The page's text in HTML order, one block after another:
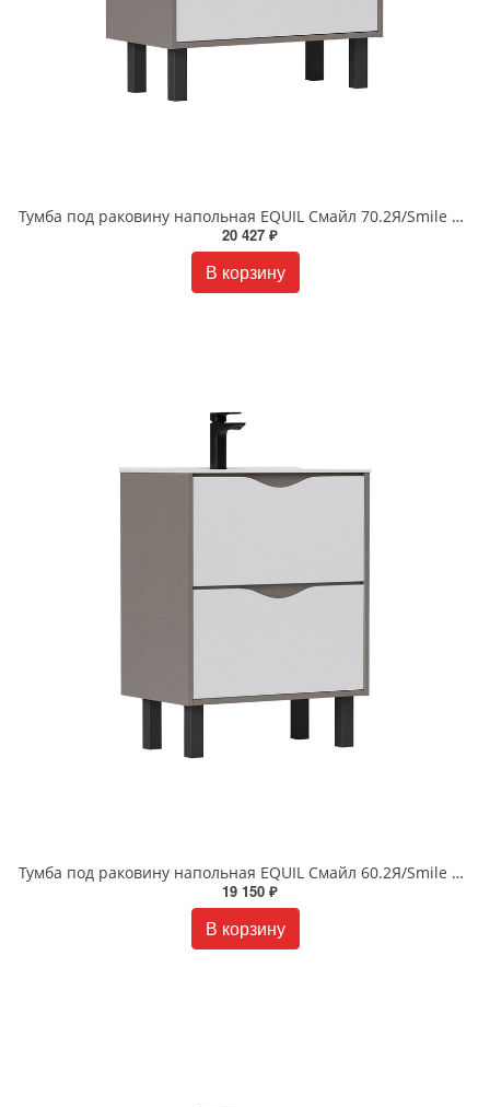
Тумба под раковину напольная EQUIL Смайл 70.2Я/Smile 70.2Y tnSMILE70.2Y-04 белая/лен антрацит
20 427 ₽
В корзину
Тумба под раковину напольная EQUIL Смайл 60.2Я/Smile 60.2Y tnSMILE60.2Y-04 белая/лен антрацит
19 150 ₽
В корзину